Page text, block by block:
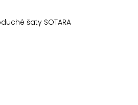
šaty SOTARA